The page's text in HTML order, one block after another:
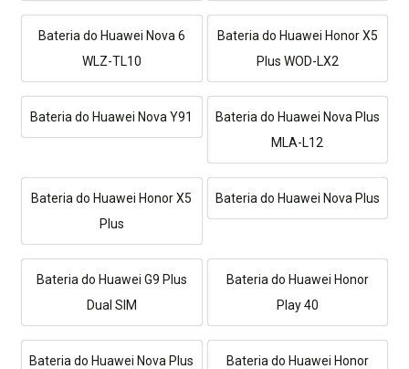
Bateria do Huawei Nova 6
WLZ-TL10
Bateria do Huawei Honor X5
Plus WOD-LX2
Bateria do Huawei Nova Y91
Bateria do Huawei Nova Plus
MLA-L12
Bateria do Huawei Honor X5
Plus
Bateria do Huawei Nova Plus
Bateria do Huawei G9 Plus
Dual SIM
Bateria do Huawei Honor
Play 40
Bateria do Huawei Nova Plus
Bateria do Huawei Honor